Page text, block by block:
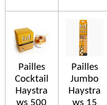
Pailles
Cocktail
Haystra
ws 500
Pailles
Jumbo
Haystra
ws 15